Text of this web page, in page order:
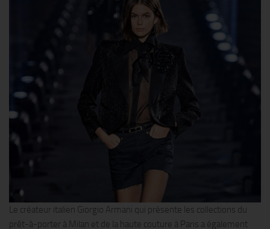
Le créateur italien Giorgio Armani qui présente les collections du
prêt-à-porter à Milan et de la haute couture à Paris a également